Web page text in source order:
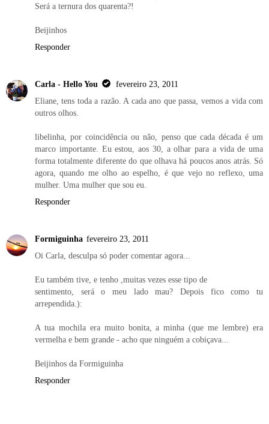
Será a ternura dos quarenta?!
Beijinhos
Responder
Carla - Hello You
fevereiro 23, 2011
Eliane, tens toda a razão. A cada ano que passa, vemos a vida com
outros olhos.
libelinha, por coincidência ou não, penso que cada década é um
marco importante. Eu estou, aos 30, a olhar para a vida de uma
forma totalmente diferente do que olhava há poucos anos atrás. Só
agora, quando me olho ao espelho, é que vejo no reflexo, uma
mulher. Uma mulher que sou eu.
Responder
Formiguinha fevereiro 23, 2011
Oi Carla, desculpa só poder comentar agora...
Eu também tive, e tenho ,muitas vezes esse tipo de
sentimento, será o meu lado mau? Depois fico como tu
arrependida.):
A tua mochila era muito bonita, a minha (que me lembre) era
vermelha e bem grande - acho que ninguém a cobiçava...
Beijinhos da Formiguinha
Responder